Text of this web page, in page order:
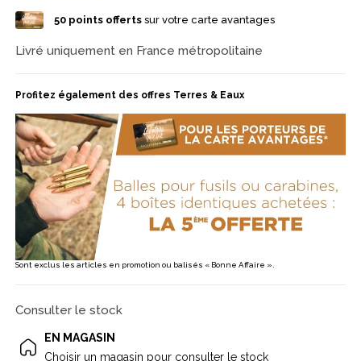
50points offertssur votre carte avantages
Livré uniquement en France métropolitaine
Profitez également des offres Terres & Eaux
Sont exclus les articles en promotion ou balisés « Bonne Affaire ».
Consulter le stock
EN MAGASIN
Choisir un magasin pour consulter le stock